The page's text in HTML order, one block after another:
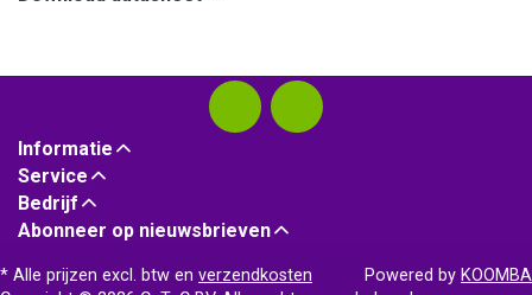
Informatie
Service
Bedrijf
Abonneer op nieuwsbrieven
* Alle prijzen excl. btw en verzendkosten Powered by KOOMBA